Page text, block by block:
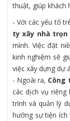
thuật, giúp khách
- Với các yếu tố
ty xây nhà trọn
mình. Việc đặt
kinh nghiệm sẽ
việc xây dựng dự
- Ngoài ra, Công
các dịch vụ
trình và quản lý
hưởng sự tiện ích